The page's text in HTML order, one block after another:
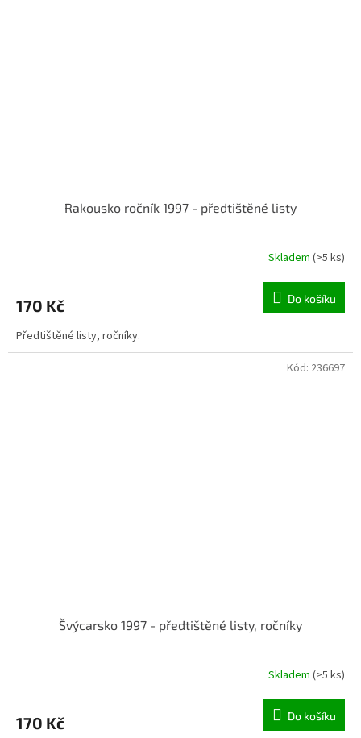
Rakousko ročník 1997 - předtištěné listy
Skladem (>5 ks)
170 Kč Do košíku
Předtištěné listy, ročníky.
Švýcarsko 1997 - předtištěné listy, ročníky
Skladem (>5 ks)
170 Kč Do košíku
Kód: 236697